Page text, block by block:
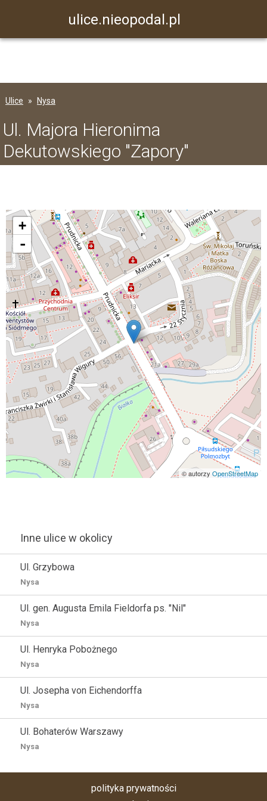
ulice.nieopodal.pl
Ulice Nysa
Ul. Majora Hieronima
Dekutowskiego "Zapory"
+
-
© autorzy OpenStreetMap
Inne ulice w okolicy
Ul. Grzybowa
Nysa
Ul. gen. Augusta Emila Fieldorfa ps. "Nil"
Nysa
Ul. Henryka Pobożnego
Nysa
Ul. Josepha von Eichendorffa
Nysa
Ul. Bohaterów Warszawy
Nysa
polityka prywatności